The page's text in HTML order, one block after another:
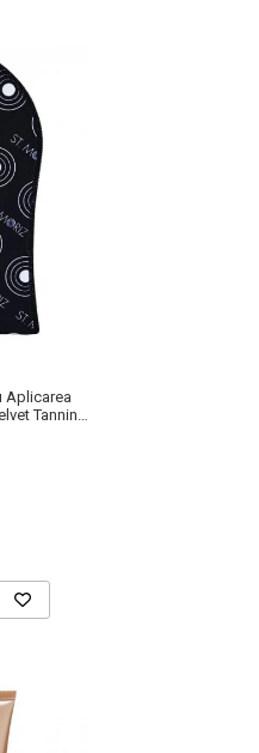
Aplicarea
Tanning